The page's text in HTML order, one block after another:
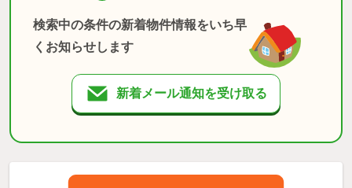
検索中の条件の新着物件情報をいち早
くお知らせします
新着メール通知を受け取る